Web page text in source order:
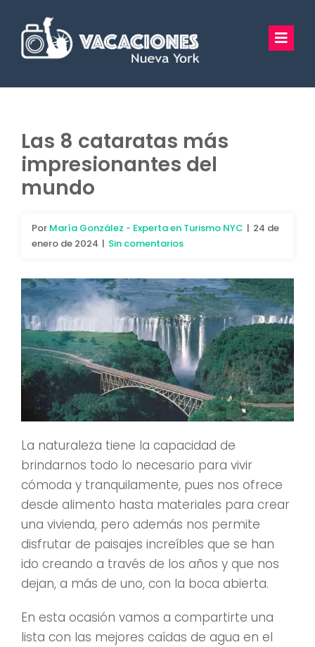
contenido
Vacaciones Nueva York
Tours Privados
Hoteles
Preguntas Frecuentes
Las 8 cataratas más
impresionantes del
mundo
Por María González - Experta en Turismo NYC | 24 de
enero de 2024 | Sin comentarios
La naturaleza tiene la capacidad de
brindarnos todo lo necesario para vivir
cómoda y tranquilamente, pues nos ofrece
desde alimento hasta materiales para crear
una vivienda, pero además nos permite
disfrutar de paisajes increíbles que se han
ido creando a través de los años y que nos
dejan, a más de uno, con la boca abierta.
En esta ocasión vamos a compartirte una
lista con las mejores caídas de agua en el